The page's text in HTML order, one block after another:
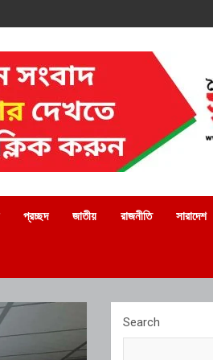
প্রচ্ছদ জাতীয় রাজনীতি সারাদেশ
Search